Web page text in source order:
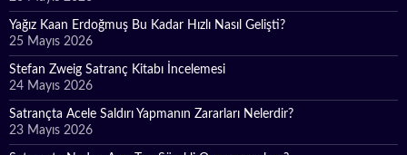
Yağız Kaan Erdoğmuş Bu Kadar Hızlı Nasıl Gelişti?
25 Mayıs 2026
Stefan Zweig Satranç Kitabı İncelemesi
24 Mayıs 2026
Satrançta Acele Saldırı Yapmanın Zararları Nelerdir?
23 Mayıs 2026